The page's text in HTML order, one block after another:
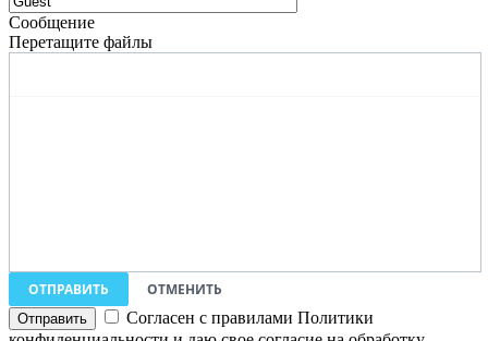
Сообщение
Перетащите файлы
ОТПРАВИТЬ
ОТМЕНИТЬ
Согласен с правилами Политики